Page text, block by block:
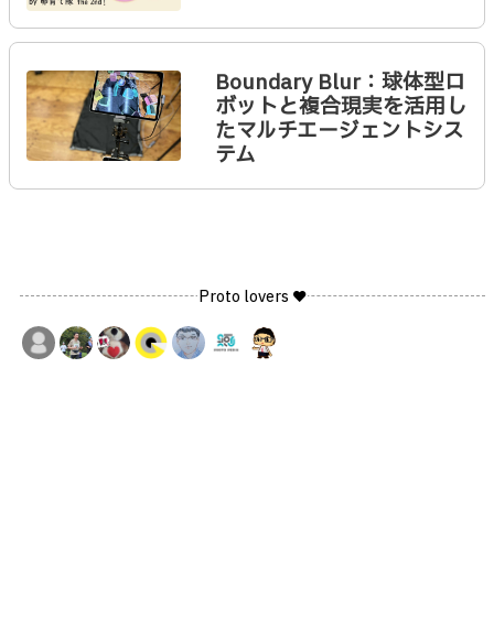
Boundary Blur：球体型ロ
ボットと複合現実を活用し
たマルチエージェントシス
テム
Proto lovers ♥